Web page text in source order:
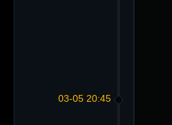
03-05 20:45